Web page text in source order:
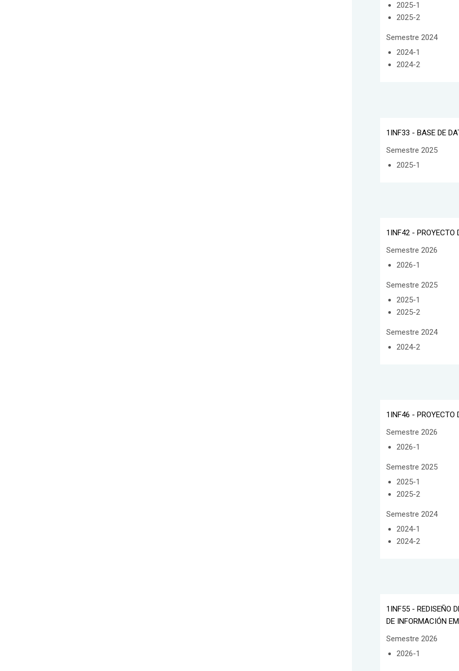
2025-1
2025-2
Semestre 2024
2024-1
2024-2
1INF33 - BASE DE
Semestre 2025
2025-1
1INF42 - PROYECTO
Semestre 2026
2026-1
Semestre 2025
2025-1
2025-2
Semestre 2024
2024-2
1INF46 - PROYECTO
Semestre 2026
2026-1
Semestre 2025
2025-1
2025-2
Semestre 2024
2024-1
2024-2
1INF55 - REDISEÑO
DE INFORMACIÓN
Semestre 2026
2026-1